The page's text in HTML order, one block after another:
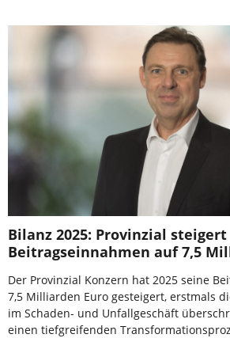
Bilanz 2025: Provinzial steigert
Beitragseinnahmen auf 7,5
Der Provinzial Konzern hat 2025 seine
7,5 Milliarden Euro gesteigert, erstmals
im Schaden- und Unfallgeschäft
einen tiefgreifenden